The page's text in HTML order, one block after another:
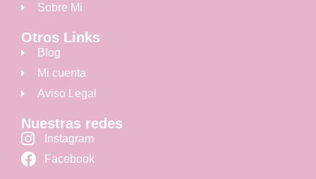
Sobre Mi
Otros Links
Blog
Mi cuenta
Aviso Legal
Nuestras redes
Instagram
Facebook